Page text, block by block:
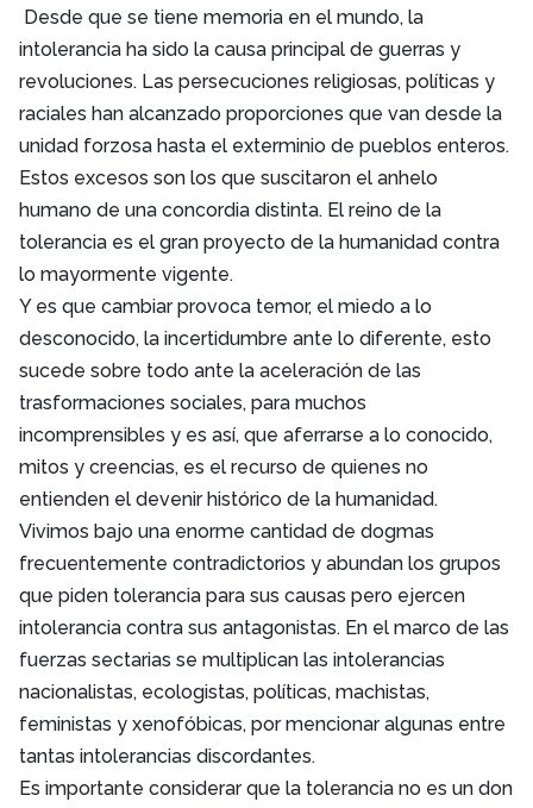
Desde que se tiene memoria en el mundo, la
intolerancia ha sido la causa principal de guerras y
revoluciones. Las persecuciones religiosas, políticas y
raciales han alcanzado proporciones que van desde la
unidad forzosa hasta el exterminio de pueblos enteros.
Estos excesos son los que suscitaron el anhelo
humano de una concordia distinta. El reino de la
tolerancia es el gran proyecto de la humanidad contra
lo mayormente vigente.
Y es que cambiar provoca temor, el miedo a lo
desconocido, la incertidumbre ante lo diferente, esto
sucede sobre todo ante la aceleración de las
trasformaciones sociales, para muchos
incomprensibles y es así, que aferrarse a lo conocido,
mitos y creencias, es el recurso de quienes no
entienden el devenir histórico de la humanidad.
Vivimos bajo una enorme cantidad de dogmas
frecuentemente contradictorios y abundan los grupos
que piden tolerancia para sus causas pero ejercen
intolerancia contra sus antagonistas. En el marco de las
fuerzas sectarias se multiplican las intolerancias
nacionalistas, ecologistas, políticas, machistas,
feministas y xenofóbicas, por mencionar algunas entre
tantas intolerancias discordantes.
Es importante considerar que la tolerancia no es un don